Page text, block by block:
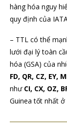
hàng hóa nguy
quy định của
– TTL có thể
lưới đại lý toàn
hóa (GSA) của
FD, QR, CZ, EY,
như CI, CX, OZ,
Guinea tốt nhất